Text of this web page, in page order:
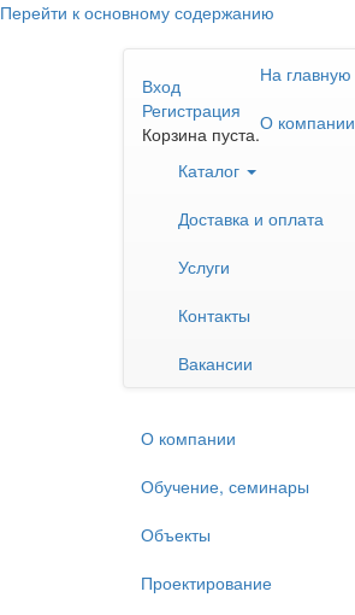
Перейти к основному содержанию
Вход
Регистрация
Корзина пуста.
На главную
О компании
Каталог
Доставка и оплата
Услуги
Контакты
Вакансии
О компании
Обучение, семинары
Объекты
Проектирование